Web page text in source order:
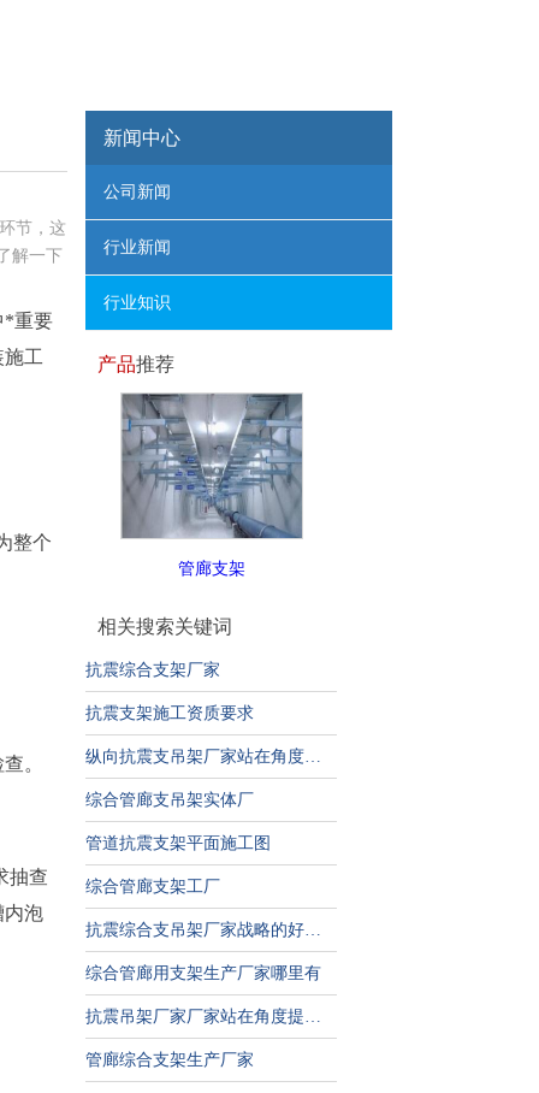
节，这
解一下
*重要
工
整个
。
抽查
内泡
新闻中心
公司新闻
行业新闻
行业知识
产品推荐
管廊支架
相关搜索关键词
抗震综合支架厂家
抗震支架施工资质要求
纵向抗震支吊架厂家站在角度提出的推广方案
综合管廊支吊架实体厂
管道抗震支架平面施工图
综合管廊支架工厂
抗震综合支吊架厂家战略的好处和积极影响
综合管廊用支架生产厂家哪里有
抗震吊架厂家厂家站在角度提出的推广方案
管廊综合支架生产厂家